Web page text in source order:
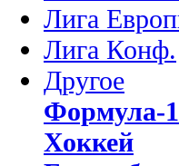
Лига
Лига Конф.
Другое
Формула-1
Хоккей